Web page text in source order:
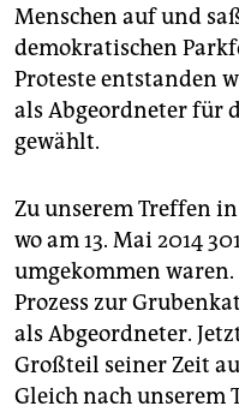
Menschen auf und
demokratischen
Proteste entstanden
als Abgeordneter für
gewählt.
Zu unserem Treffen
wo am 13. Mai 2014
umgekommen
Prozess zur
als Abgeordneter.
Großteil seiner Zeit
Gleich nach unserem